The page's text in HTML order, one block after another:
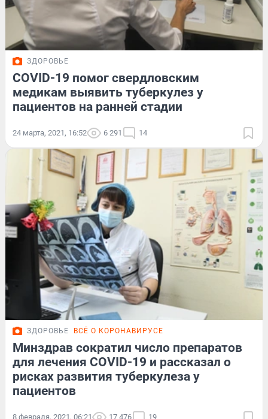
ЗДОРОВЬЕ
COVID-19 помог свердловским
медикам выявить туберкулез у
пациентов на ранней стадии
24 марта, 2021, 16:52 6 291 14
ЗДОРОВЬЕ ВСЁ О КОРОНАВИРУСЕ
Минздрав сократил число препаратов
для лечения COVID-19 и рассказал о
рисках развития туберкулеза у
пациентов
8 февраля, 2021, 06:21 17 476 19